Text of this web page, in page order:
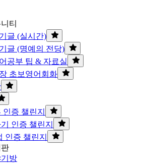
티
글 (실시간)
글 (명예의 전당)
공부 팁 & 자료실
초보영어회화
증 챌린지
인증 챌린지
인증 챌린지
방